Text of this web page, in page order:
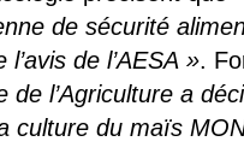
de sécurité
de l’AESA ».
de l’Agriculture a
culture du maïs